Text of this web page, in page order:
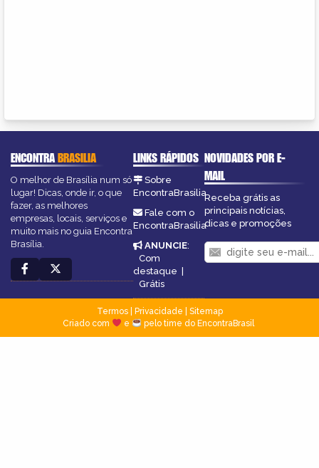
ENCONTRABRASILIA
O melhor de Brasília num só
lugar! Dicas, onde ir, o que
fazer, as melhores
empresas, locais, serviços e
muito mais no guia Encontra
Brasília.
LINKS RÁPIDOS
Sobre
EncontraBrasilia
Fale com o
EncontraBrasilia
ANUNCIE:
Com
destaque |
Grátis
NOVIDADES POR E-
MAIL
Receba grátis as
principais notícias,
dicas e promoções
Termos| Privacidade
Sitemap
Criado com
e pelo time do EncontraBrasil